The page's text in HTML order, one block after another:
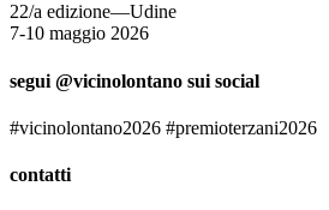
22/a edizione—Udine
7-10 maggio 2026
segui @vicinolontano sui social
#vicinolontano2026 #premioterzani2026
contatti